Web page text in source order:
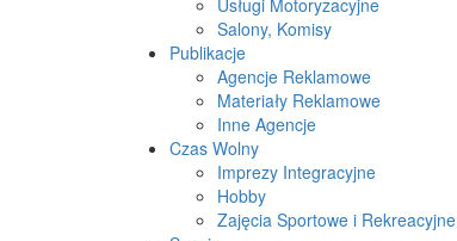
Usługi Motoryzacyjne
Salony, Komisy
Publikacje
Agencje Reklamowe
Materiały Reklamowe
Inne Agencje
Czas Wolny
Imprezy Integracyjne
Hobby
Zajęcia Sportowe i Rekreacyjne